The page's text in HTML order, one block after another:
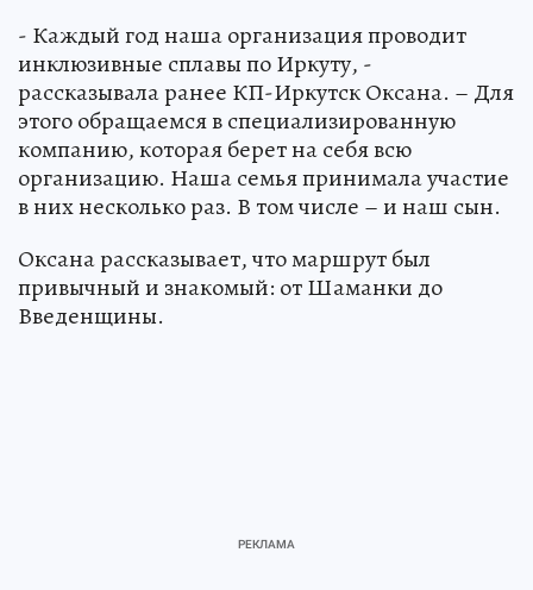
- Каждый год наша организация проводит
инклюзивные сплавы по Иркуту, -
рассказывала ранее КП-Иркутск Оксана. – Для
этого обращаемся в специализированную
компанию, которая берет на себя всю
организацию. Наша семья принимала участие
в них несколько раз. В том числе – и наш сын.
Оксана рассказывает, что маршрут был
привычный и знакомый: от Шаманки до
Введенщины.